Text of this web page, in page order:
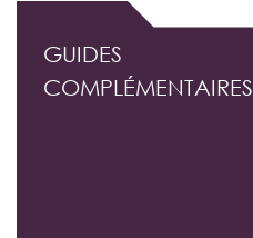
GUIDES
COMPLÉMENTAIRES